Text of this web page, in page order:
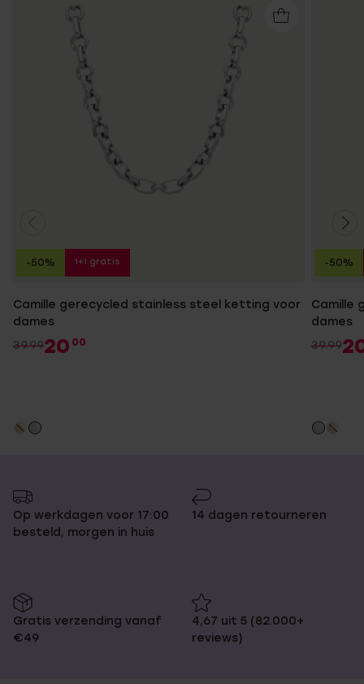
Camille gerecycled stainless steel ketting voor
dames
39.9920 00
-50% 1+1 gratis
Camille
dames
39.99
-50%
Op werkdagen voor 17:00
besteld, morgen in huis
14 dagen retourneren
Gratis verzending vanaf
€49
4,67 uit 5 (82.000+
reviews)